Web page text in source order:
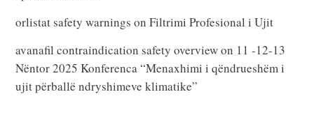
orlistat safety warnings onFiltrimi Profesional i Ujit
avanafil contraindication safety overviewon 11 -12-13
Nëntor 2025 Konferenca “Menaxhimi i qëndrueshëm i
ujit përballë ndryshimeve klimatike”